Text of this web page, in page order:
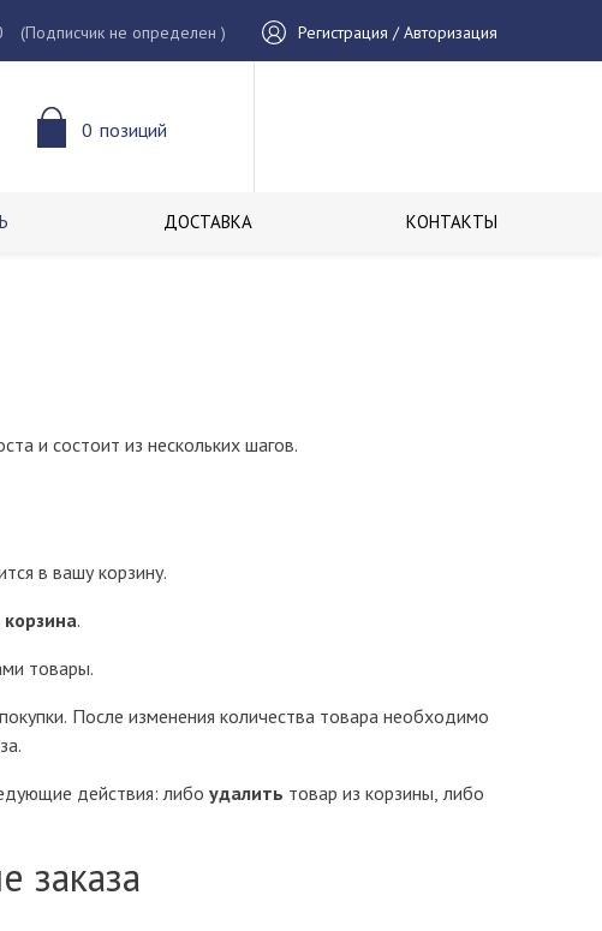
(Подписчик не определен ) Регистрация / Авторизация
0 позиций
ДОСТАВКА КОНТАКТЫ
и состоит из нескольких шагов.
в вашу корзину.
.
товары.
После изменения количества товара необходимо
действия: либо удалить товар из корзины, либо
заказа